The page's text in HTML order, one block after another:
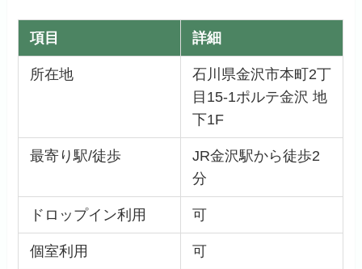
項目 詳細
所在地
石川県金沢市本町2丁
目15-1ポルテ金沢 地
下1F
最寄り駅/徒歩
JR金沢駅から徒歩2
分
ドロップイン利用 可
個室利用 可